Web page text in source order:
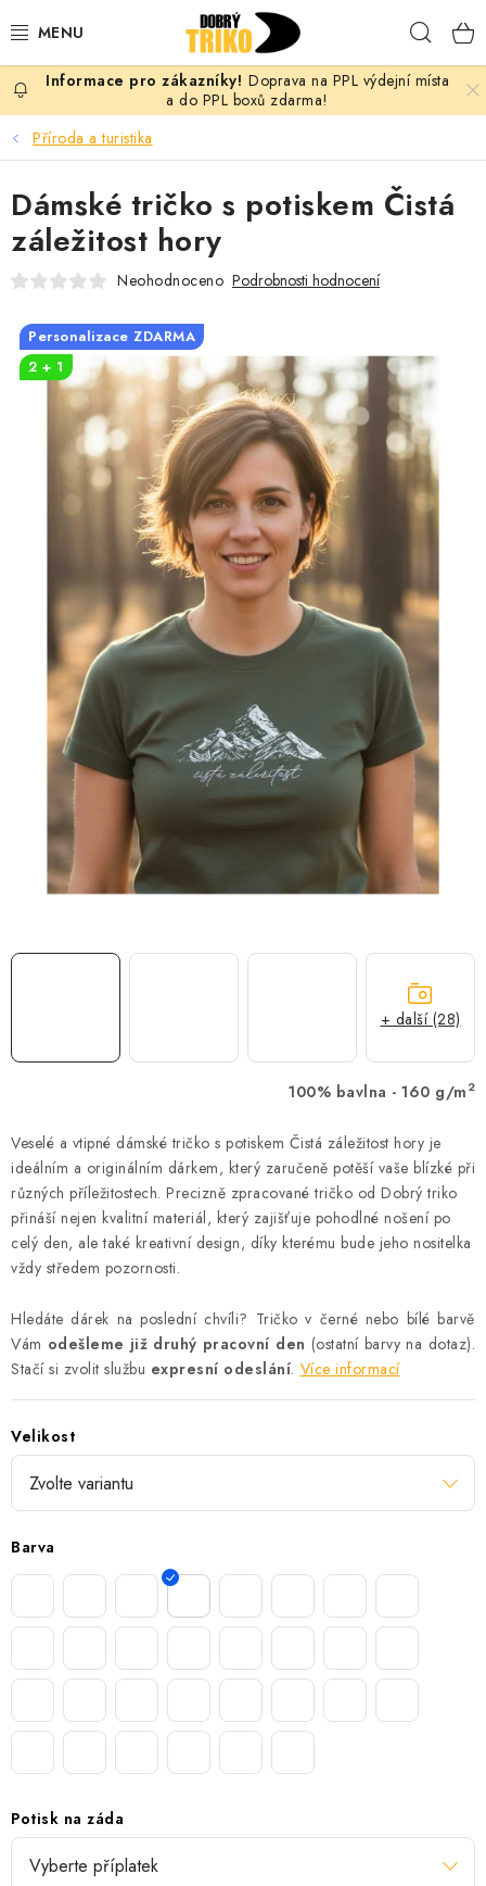
na
PRO ŽENY
PRO MUŽE
PRO DĚTI
PRO PÁRY
VLASTNÍ MOTIV
OKAMŽITĚ K ODBĚRU
MÁM SRDCE POMÁHÁM
VÁNOCE
PROVIZNÍ SYSTÉM
O nás Časté otázky
Obchodní podmínky
Zásady zpracování ochrany osobních údajů
Napište nám
Doprava na PPL výdejní místa
a do PPL boxů zdarma!
Příroda a turistika
100% bavlna - 160 g/m 2
Veselé a vtipné dámské tričko s potiskem Čistá záležitost hory je
ideálním a originálním dárkem, který zaručeně potěší vaše blízké při
různých příležitostech. Precizně zpracované tričko od Dobrý triko
přináší nejen kvalitní materiál, který zajišťuje pohodlné nošení po
celý den, ale také kreativní design, díky kterému bude jeho nositelka
vždy středem pozornosti.
Hledáte dárek na poslední chvíli? Tričko v černé nebo bílé barvě
Vám odešleme již druhý pracovní den (ostatní barvy na dotaz).
Stačí si zvolit službu expresní odeslání. Více informací
Velikost
Barva
Potisk na záda
Dámské tričko s potiskem Čistá
záležitost hory
Neohodnoceno Podrobnosti hodnocení
Personalizace ZDARMA
2 + 1
+ další (28)